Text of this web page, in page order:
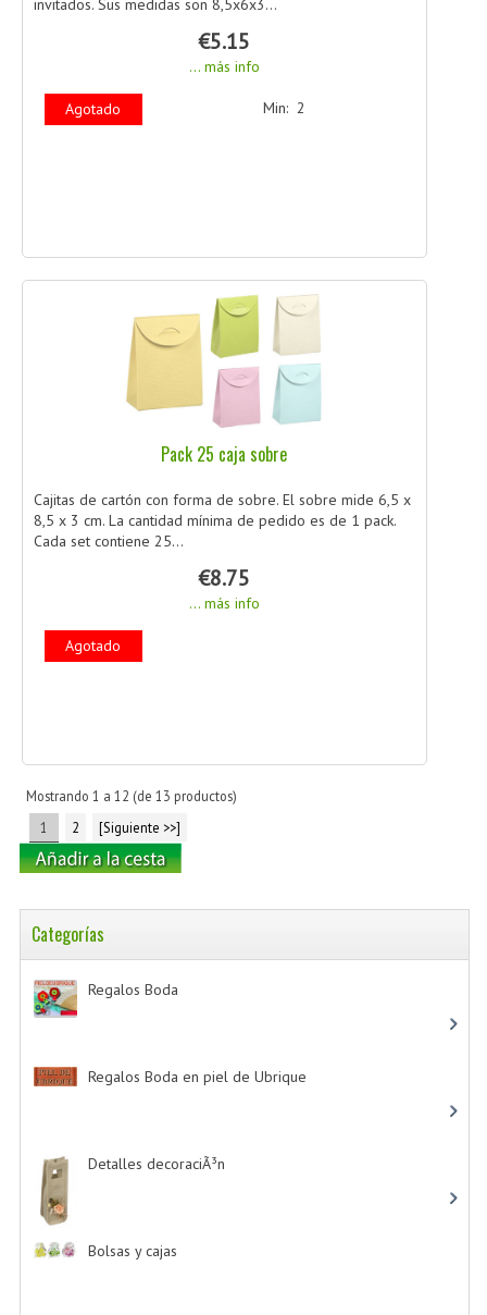
invitados. Sus medidas son 8,5x6x3...
€5.15
... más info
Agotado Min: 2
Pack 25 caja sobre
Cajitas de cartón con forma de sobre. El sobre mide 6,5 x
8,5 x 3 cm. La cantidad mínima de pedido es de 1 pack.
Cada set contiene 25...
€8.75
... más info
Agotado
Mostrando1 a12 (de13 productos)
1
2 [Siguiente >>]
Categorías
Regalos Boda
Regalos Boda en piel de Ubrique
Detalles decoraciÃ³n
Bolsas y cajas